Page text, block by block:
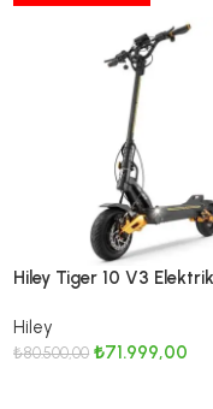
Hiley Tiger 10 V3
Hiley
₺80.500,00 ₺71.999,00